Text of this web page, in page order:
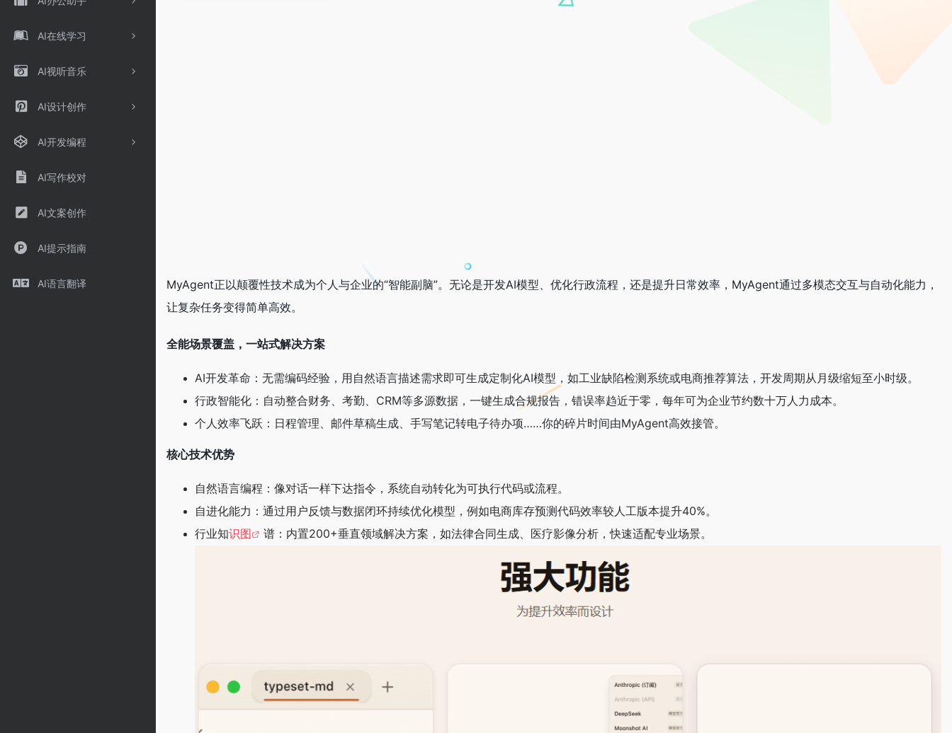
AI在线学习
AI视听音乐
AI设计创作
AI开发编程
AI写作校对
AI文案创作
AI提示指南
AI语言翻译
​​MyAgent正以颠覆性技术成为个人与企业的“智能副脑”。无论是开发AI模型、优化行政流程，还是提升日常效率，MyAgent通过多模态交互与自动化能力，
让复杂任务变得简单高效。
全能场景覆盖，一站式解决方案​​
AI开发革命​​：无需编码经验，用自然语言描述需求即可生成定制化AI模型，如工业缺陷检测系统或电商推荐算法，开发周期从月级缩短至小时级。​​
行政智能化​​：自动整合财务、考勤、CRM等多源数据，一键生成合规报告，错误率趋近于零，每年可为企业节约数十万人力成本。
个人效率飞跃​​：日程管理、邮件草稿生成、手写笔记转电子待办项……你的碎片时间由MyAgent高效接管。
核心技术优势​​
​​自然语言编程​​：像对话一样下达指令，系统自动转化为可执行代码或流程。
​​自进化能力​​：通过用户反馈与数据闭环持续优化模型，例如电商库存预测代码效率较人工版本提升40%。
​​行业知识图 谱​​：内置200+垂直领域解决方案，如法律合同生成、医疗影像分析，快速适配专业场景。